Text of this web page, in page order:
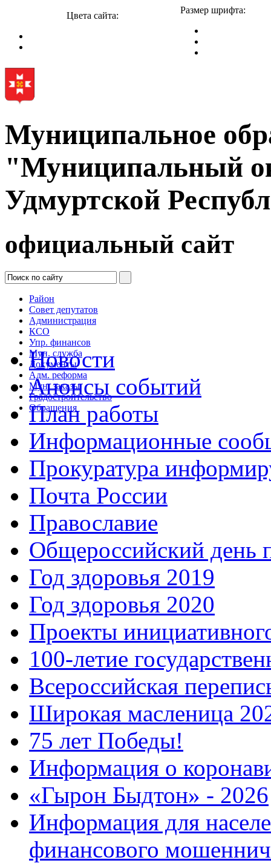
Цвета сайта:
Размер шрифта:
Муниципальное
"Муниципальный
Удмуртской
официальный сайт
Район
Совет депутатов
Администрация
КСО
Упр. финансов
Мун. служба
Документы
Адм. реформа
Мун. заказы
Градостроительство
Обращения
Новости
Анонсы событий
План работы
Информационные
Прокуратура
Почта России
Православие
Общероссийский день
Год здоровья 2019
Год здоровья 2020
Проекты
100-летие
Всероссийская
Широкая масленица
75 лет Победы!
Информация о
«Гырон Быдтон» - 2026
Информация для
финансового